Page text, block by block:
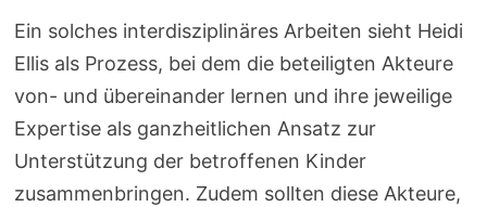
Ein solches interdisziplinäres Arbeiten sieht Heidi
Ellis als Prozess, bei dem die beteiligten Akteure
von- und übereinander lernen und ihre jeweilige
Expertise als ganzheitlichen Ansatz zur
Unterstützung der betroffenen Kinder
zusammenbringen. Zudem sollten diese Akteure,